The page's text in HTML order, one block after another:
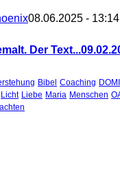
08.06.2025 - 13:14
Der Text...
Bibel Coaching
Licht Liebe Maria Menschen